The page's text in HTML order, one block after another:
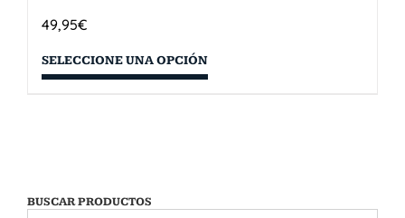
49,95€
SELECCIONE UNA OPCIÓN
BUSCAR PRODUCTOS